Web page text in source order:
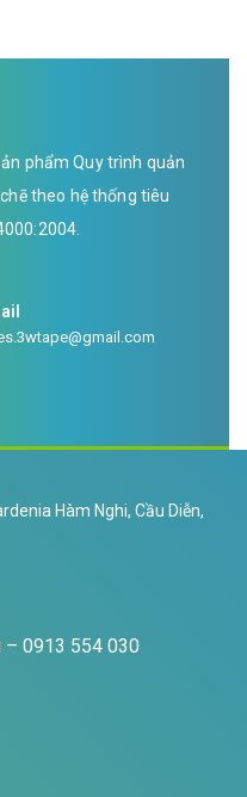
phẩm Quy trình quản
theo hệ thống tiêu
Hàm Nghi, Cầu Diễn,
– 0913 554 030